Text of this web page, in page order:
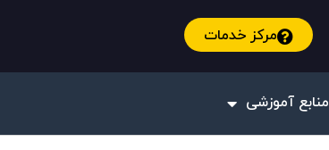
مرکز خدمات
منابع آموزشی